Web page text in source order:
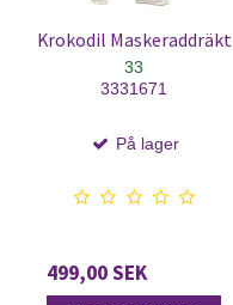
Krokodil Maskeraddräkt
33
3331671
På lager
499,00 SEK